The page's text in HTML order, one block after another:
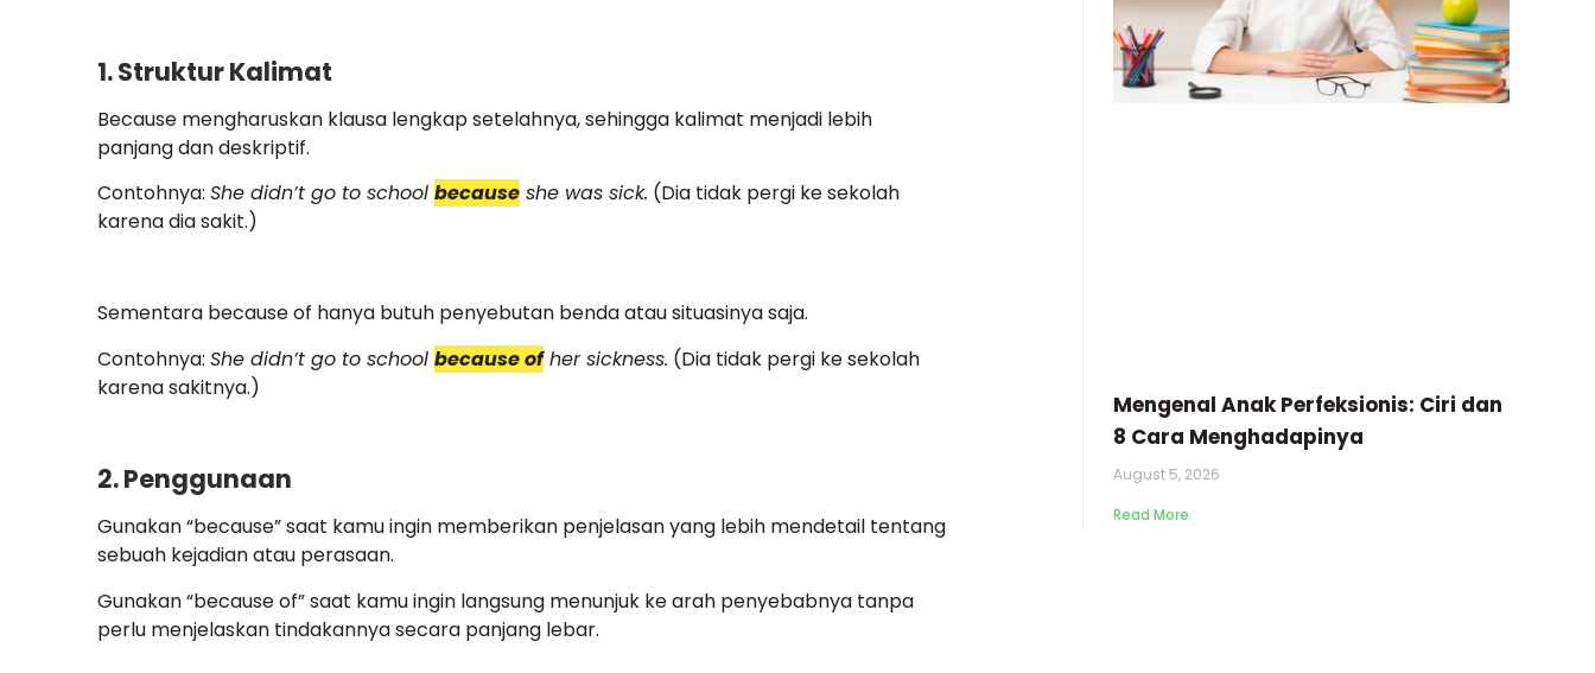
1. Struktur Kalimat
Because mengharuskan klausa lengkap setelahnya, sehingga kalimat menjadi lebih
panjang dan deskriptif.
Contohnya: She didn’t go to school because she was sick. (Dia tidak pergi ke sekolah
karena dia sakit.)
Sementara because of hanya butuh penyebutan benda atau situasinya saja.
Contohnya: She didn’t go to school because ofher sickness. (Dia tidak pergi ke sekolah
karena sakitnya.)
2. Penggunaan
Gunakan “because” saat kamu ingin memberikan penjelasan yang lebih mendetail tentang
sebuah kejadian atau perasaan.
Gunakan “because of” saat kamu ingin langsung menunjuk ke arah penyebabnya tanpa
perlu menjelaskan tindakannya secara panjang lebar.
Mengenal Anak Perfeksionis: Ciri dan
8 Cara Menghadapinya
August 5, 2026
Read More